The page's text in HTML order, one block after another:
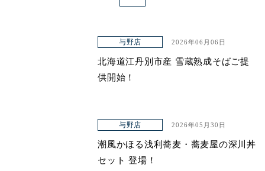
与野店 2026年06月06日
北海道江丹別市産 雪蔵熟成そばご提
供開始！
与野店 2026年05月30日
潮風かほる浅利蕎麦・蕎麦屋の深川丼
セット 登場！